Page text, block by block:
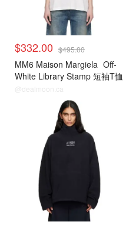
$332.00 $495.00
MM6 Maison Margiela Off-
White Library Stamp 短袖T恤
@dealmoon.ca